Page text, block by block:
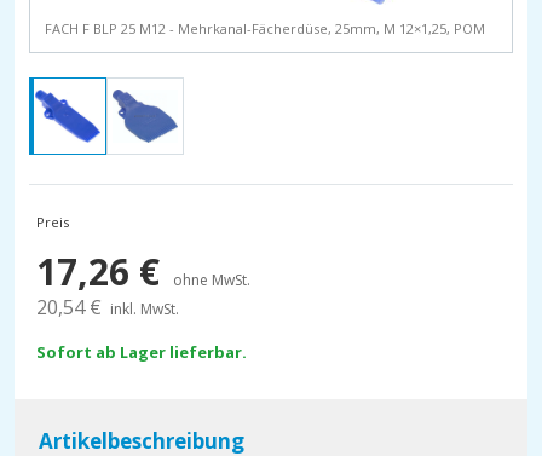
FACH F BLP 25 M12 - Mehrkanal-Fächerdüse, 25mm, M 12×1,25, POM
Preis
17,26 € ohne MwSt.
20,54€ inkl. MwSt.
Sofort ab Lager lieferbar.
Artikelbeschreibung